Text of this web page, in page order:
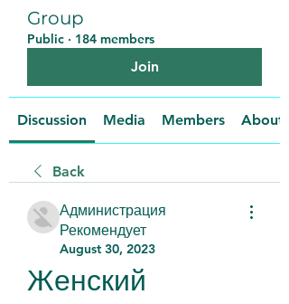
Group
Public · 184 members
Join
Discussion Media Members About
Back
Администрация
Рекомендует
August 30, 2023
Женский